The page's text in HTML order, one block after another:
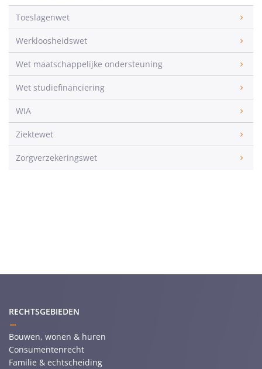
Toeslagenwet
Werkloosheidswet
Wet maatschappelijke ondersteuning
Wet studiefinanciering
WIA
Ziektewet
Zorgverzekeringswet
RECHTSGEBIEDEN
Bouwen, wonen & huren
Consumentenrecht
Familie & echtscheiding